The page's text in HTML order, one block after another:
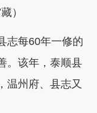
）
志每60年一修的
。该年，泰顺县
温州府、县志又